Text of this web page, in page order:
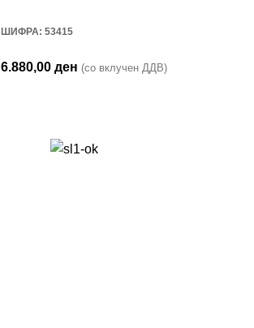
ШИФРА: 53415
6.880,00 ден (со вклучен ДДВ)